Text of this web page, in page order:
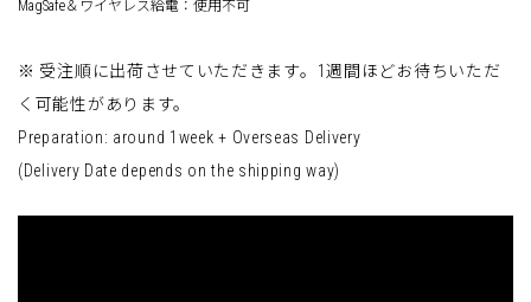
MagSafe＆ワイヤレス給電：使用不可
※ 受注順に出荷させていただきます。1週間ほどお待ちいただ
く可能性があります。
Preparation: around 1week + Overseas Delivery
(Delivery Date depends on the shipping way)